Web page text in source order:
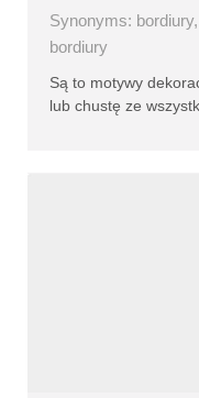
Synonyms:
bordiury
Są to motywy
lub chustę ze